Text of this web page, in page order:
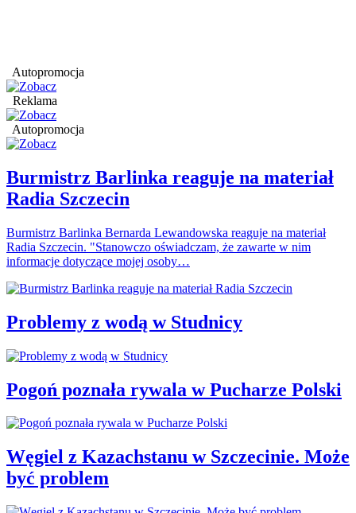
Autopromocja
Reklama
Autopromocja
Burmistrz Barlinka reaguje na materiał
Radia Szczecin
Burmistrz Barlinka Bernarda Lewandowska reaguje na materiał
Radia Szczecin. "Stanowczo oświadczam, że zawarte w nim
informacje dotyczące mojej osoby…
Problemy z wodą w Studnicy
Pogoń poznała rywala w Pucharze Polski
Węgiel z Kazachstanu w Szczecinie. Może
być problem